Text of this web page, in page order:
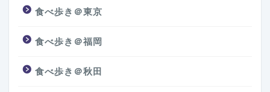
食べ歩き＠東京
食べ歩き＠福岡
食べ歩き＠秋田